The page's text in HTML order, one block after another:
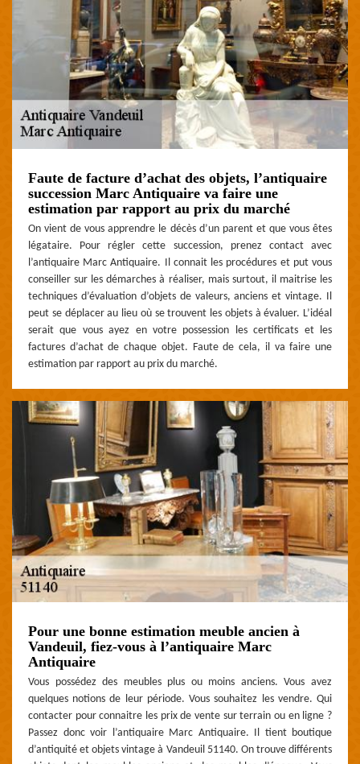
Faute de facture d’achat des objets, l’antiquaire
succession Marc Antiquaire va faire une
estimation par rapport au prix du marché
On vient de vous apprendre le décès d’un parent et que vous êtes
légataire. Pour régler cette succession, prenez contact avec
l’antiquaire Marc Antiquaire. Il connait les procédures et put vous
conseiller sur les démarches à réaliser, mais surtout, il maitrise les
techniques d’évaluation d’objets de valeurs, anciens et vintage. Il
peut se déplacer au lieu où se trouvent les objets à évaluer. L’idéal
serait que vous ayez en votre possession les certificats et les
factures d’achat de chaque objet. Faute de cela, il va faire une
estimation par rapport au prix du marché.
Pour une bonne estimation meuble ancien à
Vandeuil, fiez-vous à l’antiquaire Marc
Antiquaire
Vous possédez des meubles plus ou moins anciens. Vous avez
quelques notions de leur période. Vous souhaitez les vendre. Qui
contacter pour connaitre les prix de vente sur terrain ou en ligne ?
Passez donc voir l’antiquaire Marc Antiquaire. Il tient boutique
d’antiquité et objets vintage à Vandeuil 51140. On trouve différents